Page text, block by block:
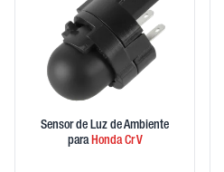
Sensor de Luz de Ambiente
paraHondaCr V